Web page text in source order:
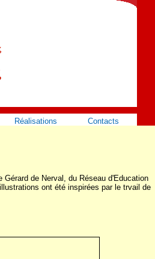
Réalisations Contacts
de Nerval, du Réseau d'Education
ont été inspirées par le trvail de